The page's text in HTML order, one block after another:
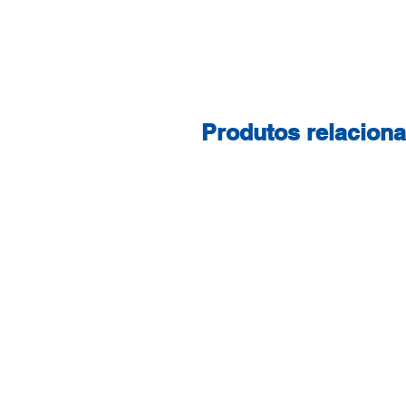
Produtos